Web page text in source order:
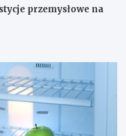
przemysłowe na